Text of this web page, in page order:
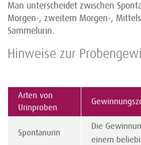
Man unterscheidet zwischen
Morgen-, zweitem Morgen-,
Sammelurin.
Hinweise zur
Arten von
Urinproben
Spontanurin
Die
einem